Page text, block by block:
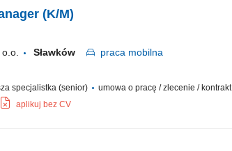
(K/M)
Sławków praca mobilna
specjalistka (senior) umowa o pracę / zlecenie /
aplikuj bez CV